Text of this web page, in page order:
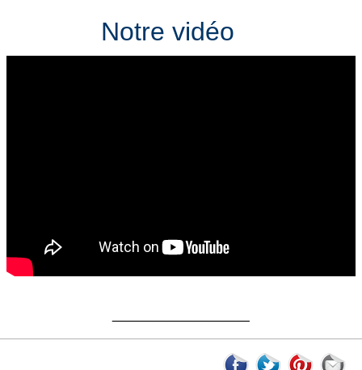
Notre vidéo